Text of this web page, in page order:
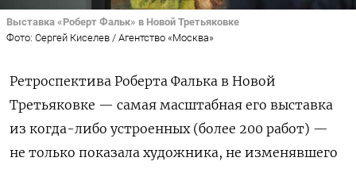
Выставка «Роберт Фальк» в Новой Третьяковке
Фото: Сергей Киселев / Агентство «Москва»
Ретроспектива Роберта Фалька в Новой
Третьяковке — самая масштабная его выставка
из когда-либо устроенных (более 200 работ) —
не только показала художника, не изменявшего